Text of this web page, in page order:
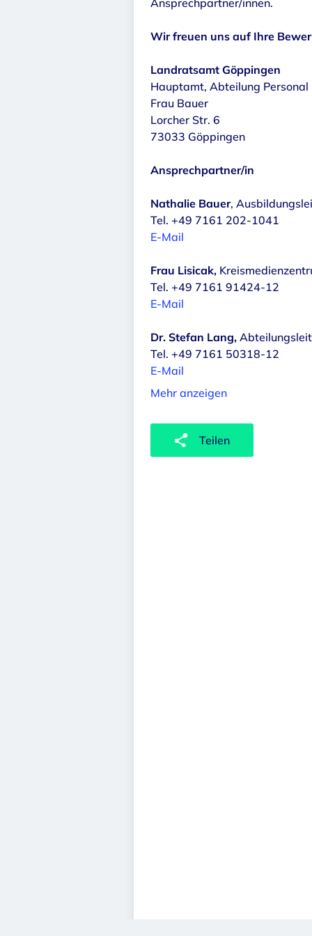
Ansprechpartner/innen.
Wir freuen uns auf Ihre
Landratsamt Göppingen
Hauptamt, Abteilung
Frau Bauer
Lorcher Str. 6
73033 Göppingen
Ansprechpartner/in
Nathalie Bauer,
Tel. +49 7161 202-1041
E-Mail
Frau Lisicak,
Tel. +49 7161 91424-12
E-Mail
Dr. Stefan Lang,
Tel. +49 7161 50318-12
E-Mail
Mehr anzeigen
Teilen